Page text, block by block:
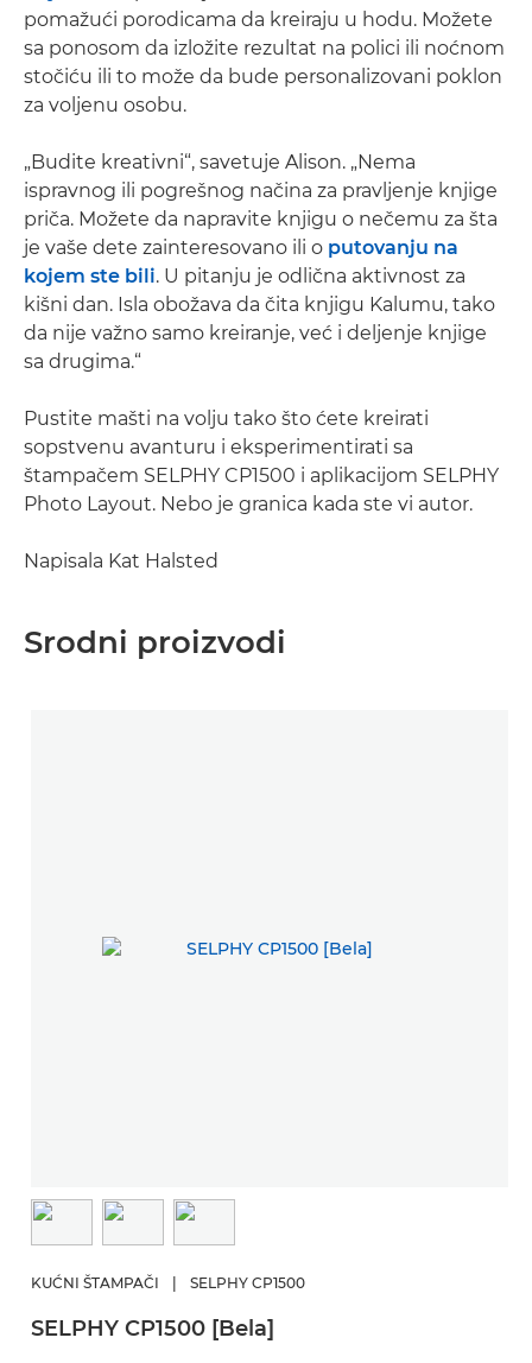
pomažući porodicama da kreiraju u hodu. Možete
sa ponosom da izložite rezultat na polici ili noćnom
stočiću ili to može da bude personalizovani poklon
za voljenu osobu.
„Budite kreativni“, savetuje Alison. „Nema
ispravnog ili pogrešnog načina za pravljenje knjige
priča. Možete da napravite knjigu o nečemu za šta
je vaše dete zainteresovano ili o putovanju na
kojem ste bili. U pitanju je odlična aktivnost za
kišni dan. Isla obožava da čita knjigu Kalumu, tako
da nije važno samo kreiranje, već i deljenje knjige
sa drugima.“
Pustite mašti na volju tako što ćete kreirati
sopstvenu avanturu i eksperimentirati sa
štampačem SELPHY CP1500 i aplikacijom SELPHY
Photo Layout. Nebo je granica kada ste vi autor.
Napisala Kat Halsted
Srodni proizvodi
KUĆNI ŠTAMPAČI SELPHY CP1500
SELPHY CP1500 [Bela]